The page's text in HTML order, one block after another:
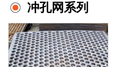
冲孔网系列